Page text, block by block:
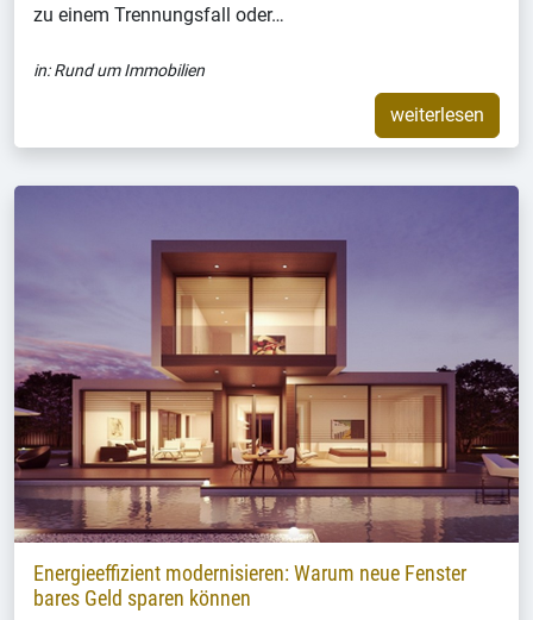
zu einem Trennungsfall oder…
in:Rund um Immobilien
weiterlesen
Energieeffizient modernisieren: Warum neue Fenster
bares Geld sparen können